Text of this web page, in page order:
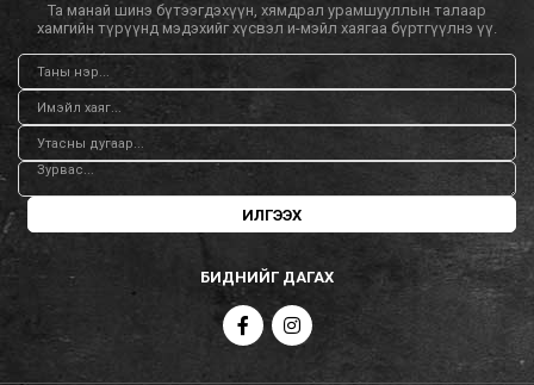
Та манай шинэ бүтээгдэхүүн, хямдрал урамшууллын талаар
хамгийн түрүүнд мэдэхийг хүсвэл и-мэйл хаягаа бүртгүүлнэ үү.
ИЛГЭЭХ
БИДНИЙГ ДАГАХ